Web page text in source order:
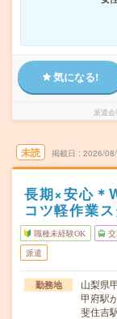
気になる!
派遣会
未読 掲載日 2026/
長期×安心＊
コツ軽作業
職種未経験OK
派遣
勤務地
山梨県
甲府駅
斐住吉